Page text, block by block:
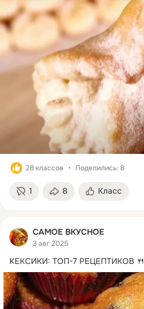
28 классов Поделились: 8
1 8 Класс
САМОЕ ВКУСНОЕ
3 авг 2025
КЕКСИКИ: ТОП-7 РЕЦЕПТИКОВ 🍴